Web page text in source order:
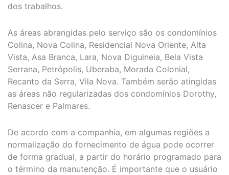
dos trabalhos.
As áreas abrangidas pelo serviço são os condomínios
Colina, Nova Colina, Residencial Nova Oriente, Alta
Vista, Asa Branca, Lara, Nova Diguineia, Bela Vista
Serrana, Petrópolis, Uberaba, Morada Colonial,
Recanto da Serra, Vila Nova. Também serão atingidas
as áreas não regularizadas dos condomínios Dorothy,
Renascer e Palmares.
De acordo com a companhia, em algumas regiões a
normalização do fornecimento de água pode ocorrer
de forma gradual, a partir do horário programado para
o término da manutenção. É importante que o usuário